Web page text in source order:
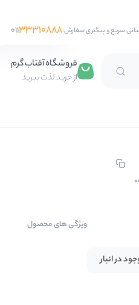
سریع و پیگیری سفارش: 01133310888
تخمه جابانی
فروشگاه آفتاب گرم
از خرید لذت ببرید
در انبار
ویژگی های محصول